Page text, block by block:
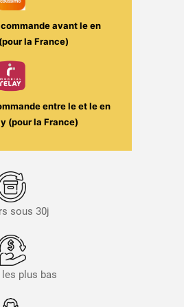
avant leen
la France)
entre leet leen
(pour la France)
sous 30j
plus bas